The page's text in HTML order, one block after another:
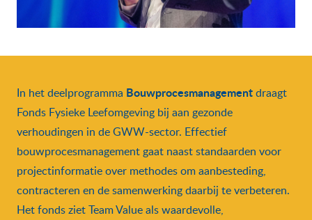
In het deelprogramma Bouwprocesmanagementdraagt
Fonds Fysieke Leefomgeving bij aan gezonde
verhoudingen in de GWW-sector. Effectief
bouwprocesmanagement gaat naast standaarden voor
projectinformatie over methodes om aanbesteding,
contracteren en de samenwerking daarbij te verbeteren.
Het fonds ziet Team Value als waardevolle,